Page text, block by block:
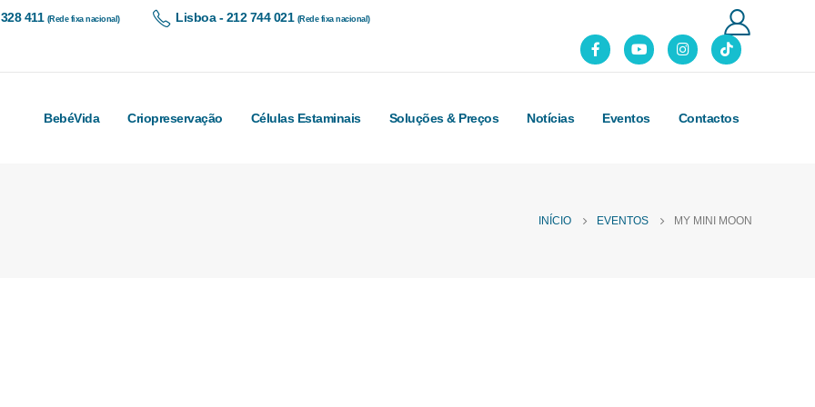
411 (Rede fixa nacional) Lisboa - 212 744 021 (Rede fixa nacional)
BebéVida Criopreservação Células Estaminais Soluções & Preços Notícias Eventos Contactos
INÍCIO EVENTOS MY MINI MOON